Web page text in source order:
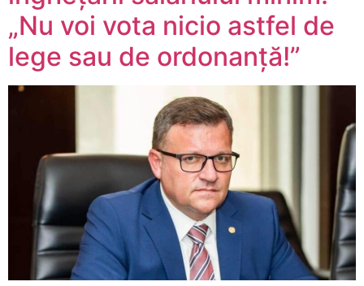
„Nu voi vota nicio astfel de
lege sau de ordonanță!”